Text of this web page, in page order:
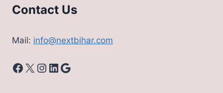
बोली
समझो’
Contact Us
Mail: info@nextbihar.com
Facebook
X Instagram
LinkedIn
Google